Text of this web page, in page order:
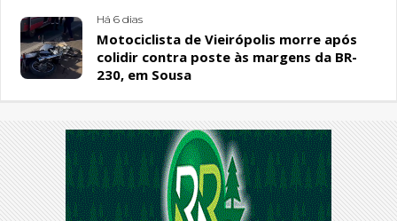
Há 6 dias
Motociclista de Vieirópolis morre após
colidir contra poste às margens da BR-
230, em Sousa